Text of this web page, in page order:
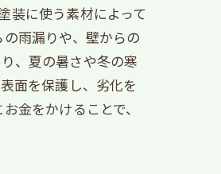
装に使う素材によって
雨漏りや、壁からの
、夏の暑さや冬の寒
面を保護し、劣化を
金をかけることで、